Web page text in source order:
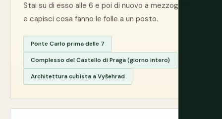
Stai su di esso alle 6 e poi di nuovo a mezzogiorno
e capisci cosa fanno le folle a un posto.
Ponte Carlo prima delle 7
Complesso del Castello di Praga (giorno intero)
Architettura cubista a Vyšehrad